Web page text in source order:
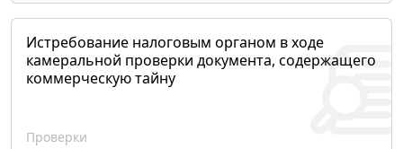
Истребование налоговым органом в ходе
камеральной проверки документа, содержащего
коммерческую тайну
Проверки